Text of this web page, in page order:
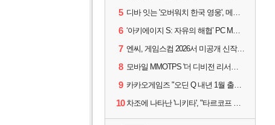
5 디바 잇는 '오버워치 한국 영웅', 메카 파일럿 디몬 나온다
6 ‘아키에이지 S: 자유의 해협’ PC MMORPG로 개발한다
7 엔씨, 게임스컴 2026서 미공개 신작 최초 공개
8 모바일 MMOTPS '더 디비전 리서전스', 6일 스팀에도 출시
9 카카오게임즈 "오딘 Q 내년 1월 출시, 연기는 없다"
10 차조에 나타난 '니키타', "타르코프 PvE 프레스티지 연내 출시 목표"